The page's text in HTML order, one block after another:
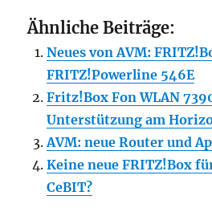
Ähnliche Beiträge:
Neues von AVM:
FRITZ!Powerline 546E
Fritz!Box Fon WLAN
Unterstützung am
AVM: neue Router und
Keine neue FRITZ!Box
CeBIT?